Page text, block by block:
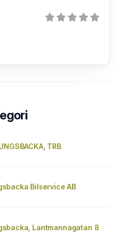
TRB
Bilservice AB
Lantmannagatan 8